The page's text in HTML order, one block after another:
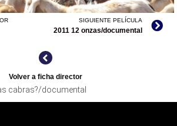
LAS CABRAS?, CORTESÍA DIRECTOR
SIGUIENTE PELÍCULA
2011 12 onzas/documental
Volver a ficha director
cabras?/documental